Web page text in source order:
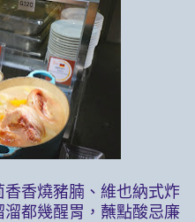
香燒豬腩、維也納式炸
都幾醒胃，蘸點酸忌廉